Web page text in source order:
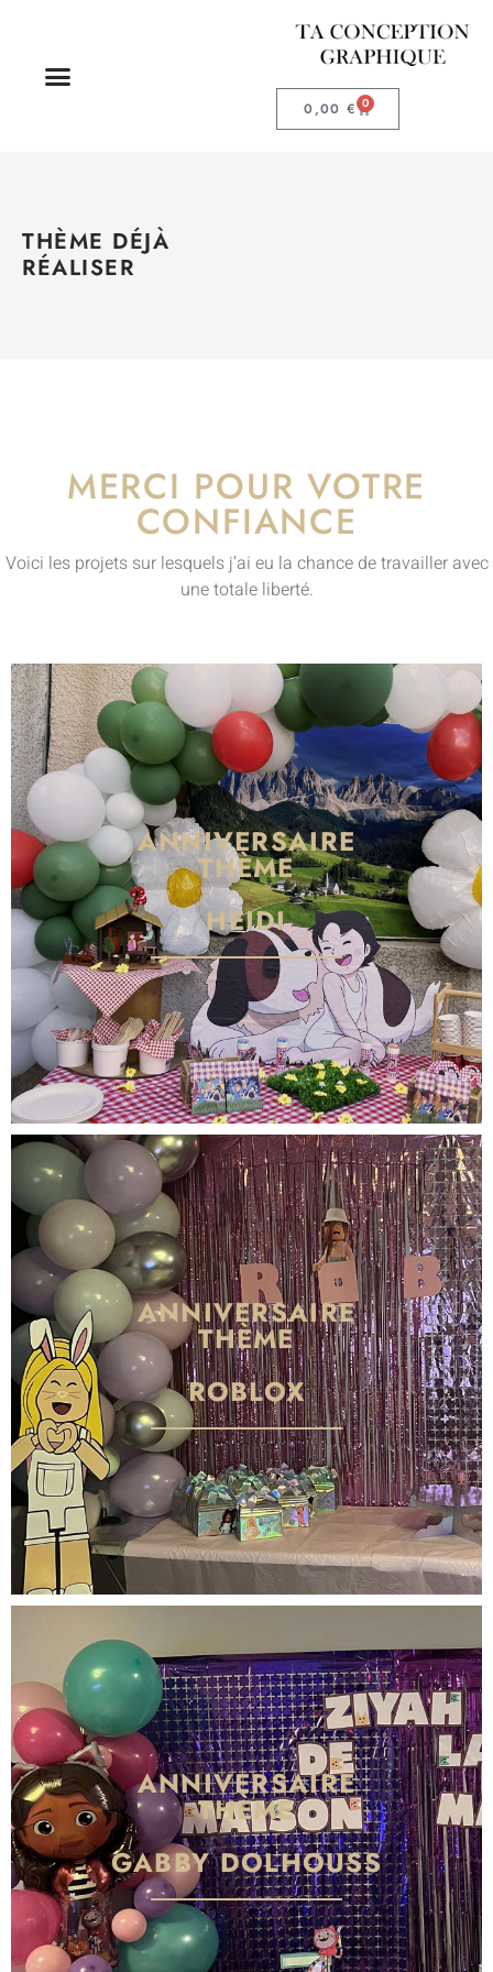
0,00 € 0
THÈME DÉJÀ
RÉALISER
MERCI POUR VOTRE
CONFIANCE
Voici les projets sur lesquels j’ai eu la chance de travailler avec
une totale liberté.
ANNIVERSAIRE
THÈME
HEIDI
ANNIVERSAIRE
THÈME
ROBLOX
ANNIVERSAIRE
THÈME
GABBY DOLHOUSS